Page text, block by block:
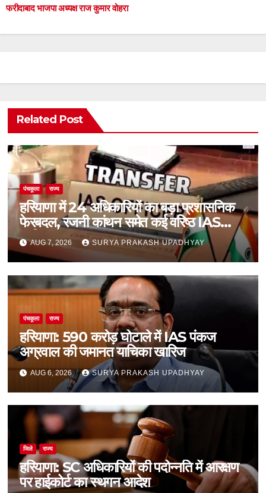
फरीदाबाद भाजपा अध्यक्ष राज कुमार वोहरा
Related Post
पंचकूला राज्य
हरियाणा में 24 अधिकारियों का बड़ा प्रशासनिक
फेरबदल, रजनी कांथन समेत कई वरिष्ठ IAS
शामिल
AUG 7, 2026 SURYA PRAKASH UPADHYAY
पंचकूला राज्य
हरियाणा: 590 करोड़ घोटाले में IAS पंकज
अग्रवाल की जमानत याचिका खारिज
AUG 6, 2026 SURYA PRAKASH UPADHYAY
जिले राज्य
हरियाणा: SC अधिकारियों की पदोन्नति में आरक्षण
पर हाईकोर्ट का स्थगन आदेश